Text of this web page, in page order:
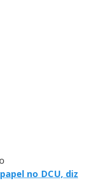
no DCU, diz